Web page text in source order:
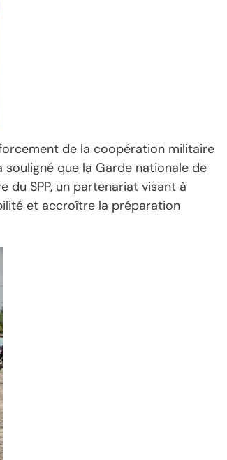
de la coopération militaire
que la Garde nationale de
du SPP, un partenariat visant à
et accroître la préparation